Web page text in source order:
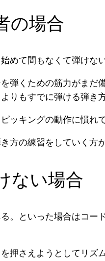
の場合
めて間もなくて弾けな
弾くための筋力がまだ
りもすでに弾ける弾き
ッキングの動作に慣れ
方の練習をしていく方
ない場合
。といった場合はコー
押さえようとしてリズ